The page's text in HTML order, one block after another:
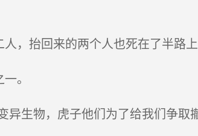
，抬回来的两个人也死在了半路
。
生物，虎子他们为了给我们争取